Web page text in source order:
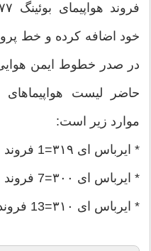
خود اضافه کرده و خط
در صدر خطوط ایمن
حاضر لیست هواپیماهای
موارد زیر است:
* ایرباس ای ۳۱۹=1 فروند
* ایرباس ای ۳۰۰=7 فروند
* ایرباس ای ۳۱۰=13 فروند